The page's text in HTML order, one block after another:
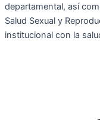
departamental, así
Salud Sexual y
institucional con la